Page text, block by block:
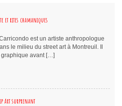
et rites chamaniques
est un artiste anthropologue
le milieu du street art à Montreuil. Il
graphique avant […]
Art surprenant